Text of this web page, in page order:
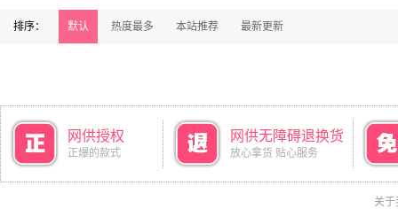
排序： 默认 热度最多 本站推荐 最新更新
网供授权
正爆的款式
网供无障碍退换货
放心拿货 贴心服务
关于